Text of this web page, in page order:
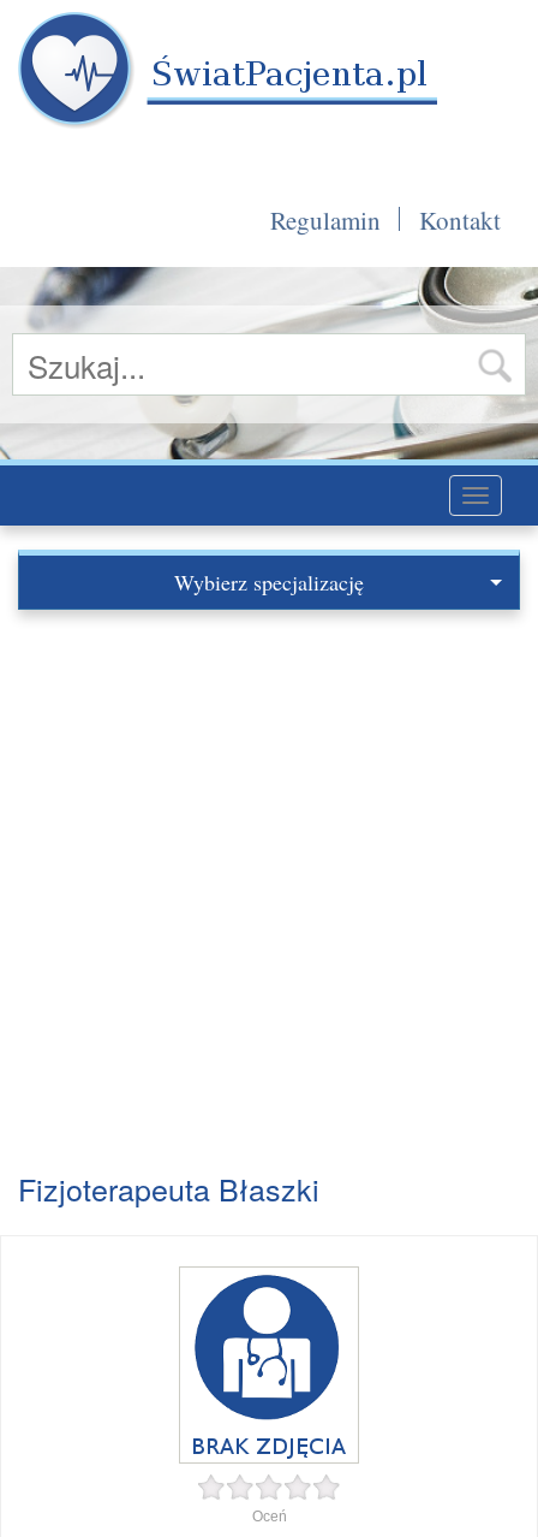
Regulamin Kontakt
Toggle
Wybierz specjalizację
Fizjoterapeuta Błaszki
Oceń